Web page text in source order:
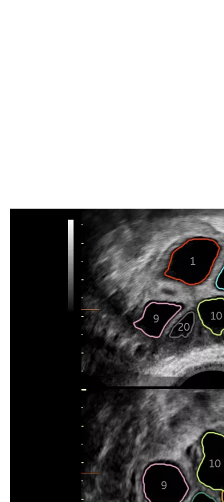
O SonoAVC™follicle calcula automaticamente o número, as
dimensões e o volume de estruturas hipoecoicas em uma
varredura do volume